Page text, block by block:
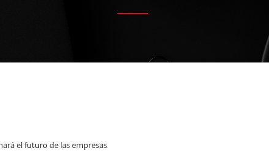
el futuro de las empresas